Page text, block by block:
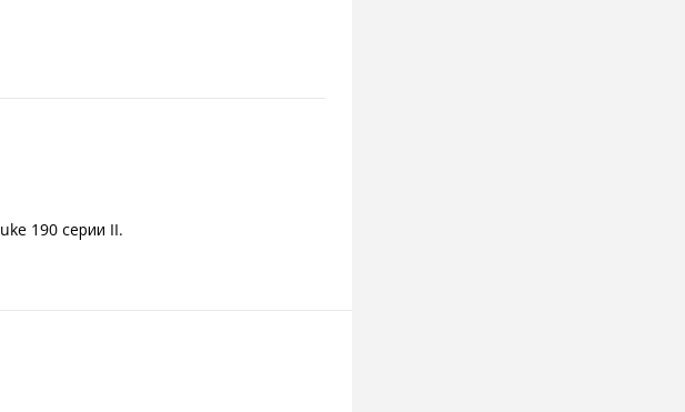
190 серии II.